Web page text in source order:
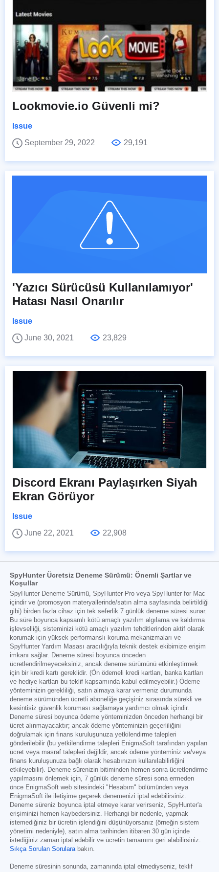
Lookmovie.io Güvenli mi?
Issue
September 29, 2022
29,191
'Yazıcı Sürücüsü Kullanılamıyor'
Hatası Nasıl Onarılır
Issue
June 30, 2021
23,829
Discord Ekranı Paylaşırken Siyah
Ekran Görüyor
Issue
June 22, 2021
22,908
SpyHunter Ücretsiz Deneme Sürümü: Önemli Şartlar ve
Koşullar
SpyHunter Deneme Sürümü, SpyHunter Pro veya SpyHunter for Mac
içindir ve (promosyon materyallerinde/satın alma sayfasında belirtildiği
gibi) birden fazla cihaz için tek seferlik 7 günlük deneme süresi sunar.
Bu süre boyunca kapsamlı kötü amaçlı yazılım algılama ve kaldırma
işlevselliği, sisteminizi kötü amaçlı yazılım tehditlerinden aktif olarak
korumak için yüksek performanslı koruma mekanizmaları ve
SpyHunter Yardım Masası aracılığıyla teknik destek ekibimize erişim
imkanı sağlar. Deneme süresi boyunca önceden
ücretlendirilmeyeceksiniz, ancak deneme sürümünü etkinleştirmek
için bir kredi kartı gereklidir. (Ön ödemeli kredi kartları, banka kartları
ve hediye kartları bu teklif kapsamında kabul edilmeyebilir.) Ödeme
yönteminizin gerekliliği, satın almaya karar vermeniz durumunda
deneme sürümünden ücretli aboneliğe geçişiniz sırasında sürekli ve
kesintisiz güvenlik koruması sağlamaya yardımcı olmak içindir.
Deneme süresi boyunca ödeme yönteminizden önceden herhangi bir
ücret alınmayacaktır; ancak ödeme yönteminizin geçerliliğini
doğrulamak için finans kuruluşunuza yetkilendirme talepleri
gönderilebilir (bu yetkilendirme talepleri EnigmaSoft tarafından yapılan
ücret veya masraf talepleri değildir, ancak ödeme yönteminiz ve/veya
finans kuruluşunuza bağlı olarak hesabınızın kullanılabilirliğini
etkileyebilir). Deneme sürenizin bitiminden hemen sonra ücretlendirme
yapılmasını önlemek için, 7 günlük deneme süresi sona ermeden
önce EnigmaSoft web sitesindeki "Hesabım" bölümünden veya
EnigmaSoft ile iletişime geçerek denemenizi iptal edebilirsiniz.
Deneme süreniz boyunca iptal etmeye karar verirseniz, SpyHunter'a
erişiminizi hemen kaybedersiniz. Herhangi bir nedenle, yapmak
istemediğiniz bir ücretin işlendiğini düşünüyorsanız (örneğin sistem
yönetimi nedeniyle), satın alma tarihinden itibaren 30 gün içinde
istediğiniz zaman iptal edebilir ve ücretin tamamını geri alabilirsiniz.
Sıkça Sorulan Sorulara bakın.
Deneme süresinin sonunda, zamanında iptal etmediyseniz, teklif